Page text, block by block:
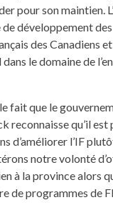
pour son maintien.
développement des
des Canadiens
le domaine de
fait que le
reconnaisse qu’il
d’améliorer l’IF
notre volonté
à la province alors
de programmes de